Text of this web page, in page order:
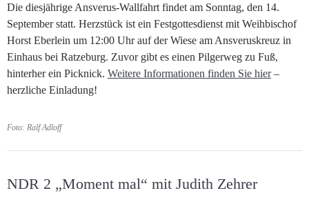
Die diesjährige Ansverus-Wallfahrt findet am Sonntag, den 14.
September statt. Herzstück ist ein Festgottesdienst mit Weihbischof
Horst Eberlein um 12:00 Uhr auf der Wiese am Ansveruskreuz in
Einhaus bei Ratzeburg. Zuvor gibt es einen Pilgerweg zu Fuß,
hinterher ein Picknick. Weitere Informationen finden Sie hier–
herzliche Einladung!
Foto: Ralf Adloff
NDR 2 „Moment mal“ mit Judith Zehrer